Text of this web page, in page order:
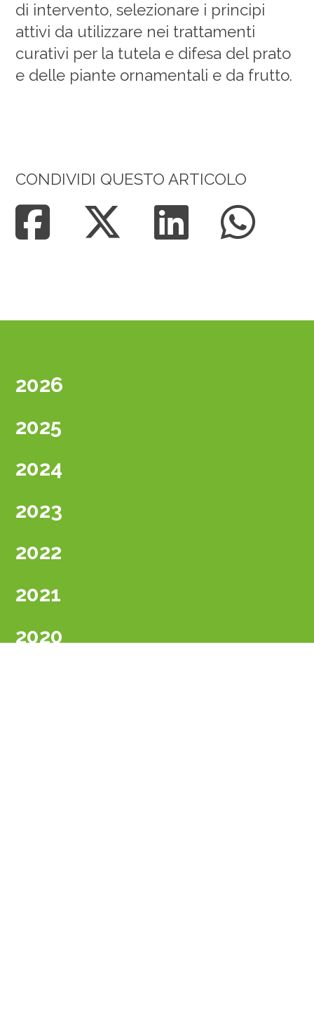
di intervento, selezionare i principi
attivi da utilizzare nei trattamenti
curativi per la tutela e difesa del prato
e delle piante ornamentali e da frutto.
CONDIVIDI QUESTO ARTICOLO
2026
2025
2024
2023
2022
2021
2020